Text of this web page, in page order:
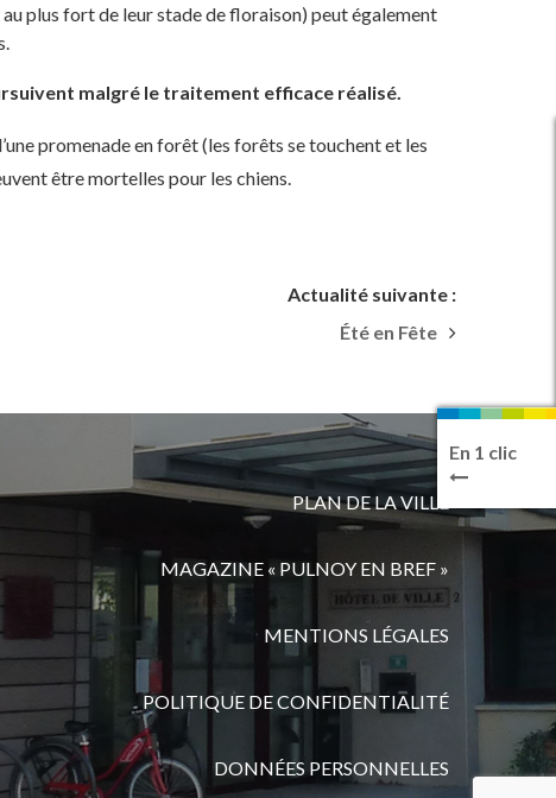
plus fort de leur stade de floraison) peut également
malgré le traitement efficace réalisé.
promenade en forêt (les forêts se touchent et les
être mortelles pour les chiens.
Actualité suivante :
Été en Fête
En 1 clic
PLAN DE LA VILLE
MAGAZINE « PULNOY EN BREF »
MENTIONS LÉGALES
POLITIQUE DE CONFIDENTIALITÉ
DONNÉES PERSONNELLES